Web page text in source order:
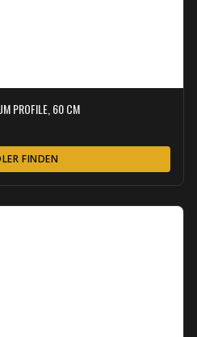
PROFILE, 60 CM
FINDEN